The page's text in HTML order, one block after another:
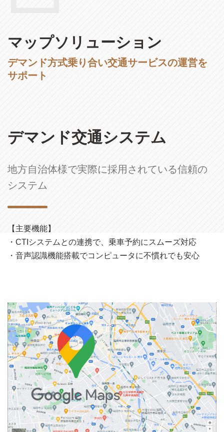
マップソリューション
デマンド方式乗り合い交通サービスの運営を
サポート
デマンド交通システム
地方自治体様で実際に採用されている信頼の
システム
【主要機能】
・CTIシステムとの連携で、乗車予約にスムーズ対応
・音声認識機能搭載でコンピュータに不慣れでも安心